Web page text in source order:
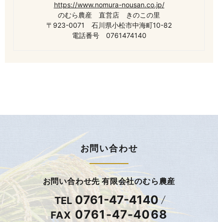
https://www.nomura-nousan.co.jp/
のむら農産 直営店 きのこの里
〒923-0071 石川県小松市中海町10-82
電話番号 0761474140
お問い合わせ
お問い合わせ先 有限会社のむら農産
TEL 0761-47-4140
FAX0761-47-4068